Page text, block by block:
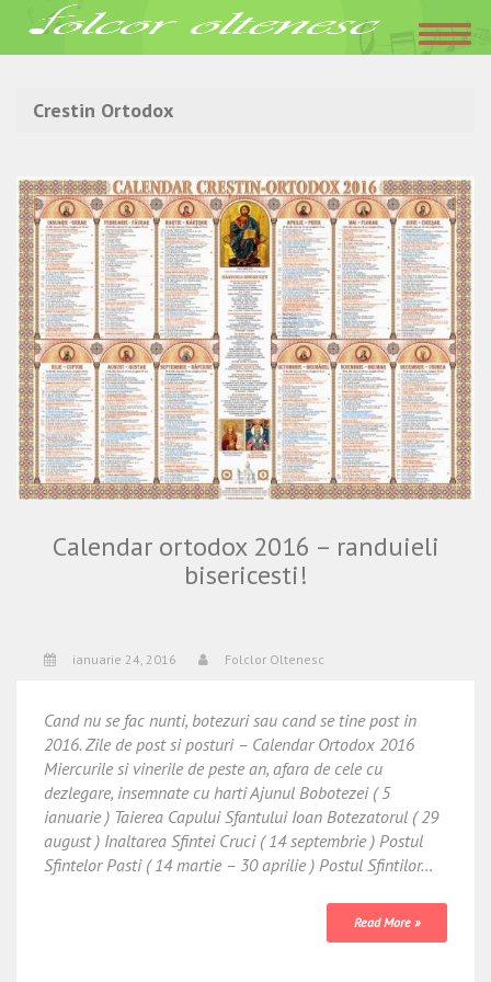
Acasa»Crestin Ortodox
Crestin Ortodox
Calendar ortodox 2016 – randuieli
bisericesti!
ianuarie 24, 2016 Folclor Oltenesc
Cand nu se fac nunti, botezuri sau cand se tine post in
2016. Zile de post si posturi – Calendar Ortodox 2016
Miercurile si vinerile de peste an, afara de cele cu
dezlegare, insemnate cu harti Ajunul Bobotezei ( 5
ianuarie ) Taierea Capului Sfantului Ioan Botezatorul ( 29
august ) Inaltarea Sfintei Cruci ( 14 septembrie ) Postul
Sfintelor Pasti ( 14 martie – 30 aprilie ) Postul Sfintilor…
Read More »